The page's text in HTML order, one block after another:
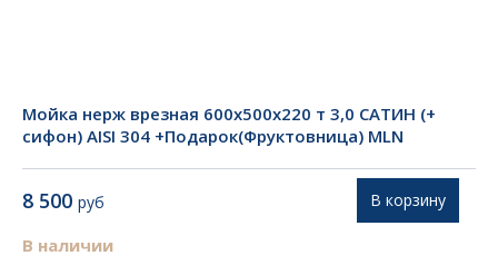
Мойка нерж врезная 600х500х220 т 3,0 САТИН (+
сифон) AISI 304 +Подарок(Фруктовница) MLN
8 500 руб
В наличии
В корзину